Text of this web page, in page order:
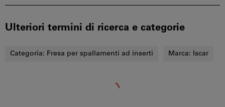
Ulteriori termini di ricerca e categorie
Categoria: Fresa per spallamenti ad inserti Marca: Iscar